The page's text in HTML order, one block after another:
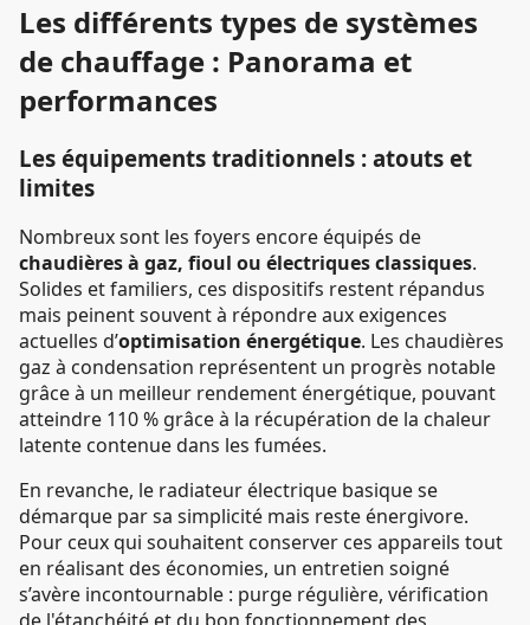
Les différents types de systèmes
de chauffage : Panorama et
performances
Les équipements traditionnels : atouts et
limites
Nombreux sont les foyers encore équipés de
chaudières à gaz, fioul ou électriques classiques.
Solides et familiers, ces dispositifs restent répandus
mais peinent souvent à répondre aux exigences
actuelles d’optimisation énergétique. Les chaudières
gaz à condensation représentent un progrès notable
grâce à un meilleur rendement énergétique, pouvant
atteindre 110 % grâce à la récupération de la chaleur
latente contenue dans les fumées.
En revanche, le radiateur électrique basique se
démarque par sa simplicité mais reste énergivore.
Pour ceux qui souhaitent conserver ces appareils tout
en réalisant des économies, un entretien soigné
s’avère incontournable : purge régulière, vérification